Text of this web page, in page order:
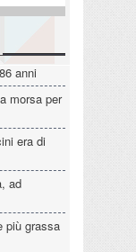
anni
morsa per
era di
ad
più grassa